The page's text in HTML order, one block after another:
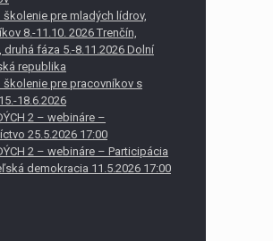
školenie pre mladých lídrov,
8.-11.10. 2026 Trenčín,
druhá fáza 5.-8.11.2026 Dolní
republika
školenie pre pracovníkov s
18.6.2026
2 – webináre –
25.5.2026 17:00
2 – webináre – Participácia
demokracia 11.5.2026 17:00